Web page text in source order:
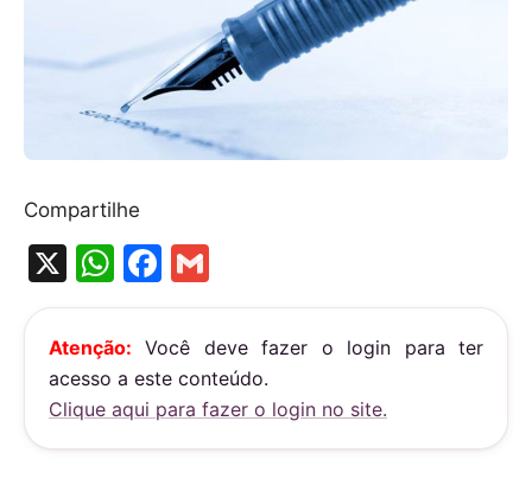
Compartilhe
X
W
h
at
s
A
p
F
a
c
e
b
o
m
ai
l
Atenção: Você deve fazer o login para ter
acesso a este conteúdo.
Clique aqui para fazer o login no site.